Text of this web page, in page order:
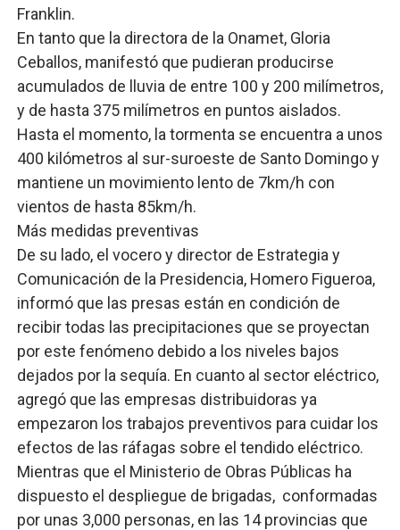
Franklin.
En tanto que la directora de la Onamet, Gloria
Ceballos, manifestó que pudieran producirse
acumulados de lluvia de entre 100 y 200 milímetros,
y de hasta 375 milímetros en puntos aislados.
Hasta el momento, la tormenta se encuentra a unos
400 kilómetros al sur-suroeste de Santo Domingo y
mantiene un movimiento lento de 7km/h con
vientos de hasta 85km/h.
Más medidas preventivas
De su lado, el vocero y director de Estrategia y
Comunicación de la Presidencia, Homero Figueroa,
informó que las presas están en condición de
recibir todas las precipitaciones que se proyectan
por este fenómeno debido a los niveles bajos
dejados por la sequía. En cuanto al sector eléctrico,
agregó que las empresas distribuidoras ya
empezaron los trabajos preventivos para cuidar los
efectos de las ráfagas sobre el tendido eléctrico.
Mientras que el Ministerio de Obras Públicas ha
dispuesto el despliegue de brigadas, conformadas
por unas 3,000 personas, en las 14 provincias que